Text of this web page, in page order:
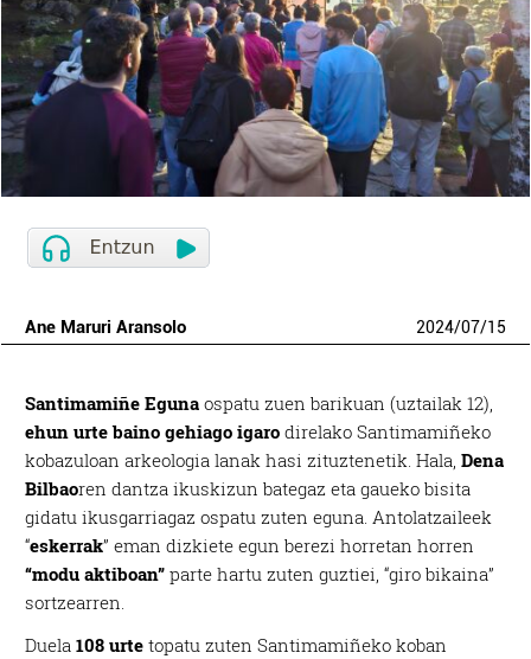
Ane Maruri Aransolo 2024/07/15
Santimamiñe Eguna ospatu zuen barikuan (uztailak 12),
ehun urte baino gehiago igaro direlako Santimamiñeko
kobazuloan arkeologia lanak hasi zituztenetik. Hala,Dena
Bilbaoren dantza ikuskizun bategaz eta gaueko bisita
gidatu ikusgarriagaz ospatu zuten eguna. Antolatzaileek
“eskerrak” eman dizkiete egun berezi horretan horren
“modu aktiboan” parte hartu zuten guztiei, “giro bikaina”
sortzearren.
Duela 108 urte topatu zuten Santimamiñeko koban